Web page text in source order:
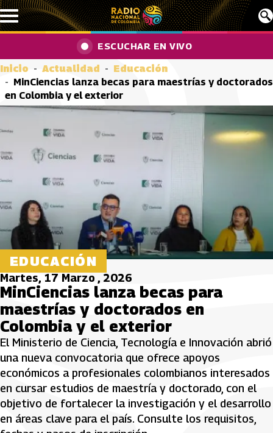
Pasar al contenido principal
ESCUCHAR EN VIVO
Inicio Actualidad
Educación
MinCiencias lanza becas para maestrías y doctorados
en Colombia y el exterior
EDUCACIÓN
Martes, 17 Marzo , 2026
MinCiencias lanza becas para
maestrías y doctorados en
Colombia y el exterior
El Ministerio de Ciencia, Tecnología e Innovación abrió
una nueva convocatoria que ofrece apoyos
económicos a profesionales colombianos interesados
en cursar estudios de maestría y doctorado, con el
objetivo de fortalecer la investigación y el desarrollo
en áreas clave para el país. Consulte los requisitos,